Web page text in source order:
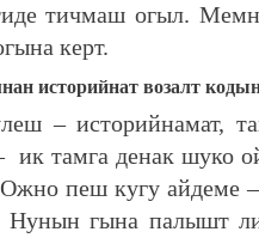
тичмаш огыл.
керт.
историйнат возалт
– историйнамат,
тамга денак шуко
пеш кугу айдеме
гына палышт